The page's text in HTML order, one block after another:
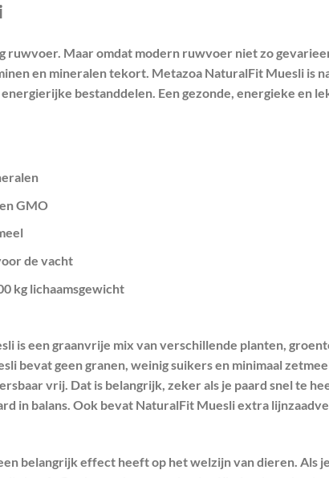
ruwvoer. Maar omdat modern ruwvoer niet zo
en mineralen tekort. Metazoa NaturalFit Muesli is
bestanddelen. Een gezonde, energieke en
GMO
de vacht
kg lichaamsgewicht
is een graanvrije mix van verschillende planten,
bevat geen granen, weinig suikers en minimaal
vrij. Dat is belangrijk, zeker als je paard snel te
in balans. Ook bevat NaturalFit Muesli extra
belangrijk effect heeft op het welzijn van dieren. Als